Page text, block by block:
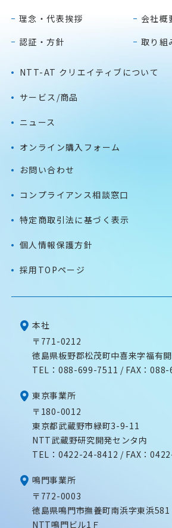
理念・代表挨拶
会社概
認証・方針
取り組
NTT-AT クリエイティブについて
サービス/商品
ニュース
オンライン購入フォーム
お問い合わせ
コンプライアンス相談窓口
特定商取引法に基づく表示
個人情報保護方針
採用TOPページ
本社
〒771-0212
徳島県板野郡松茂町中喜来字福有
TEL： 088-699-7511 / FAX：
東京事業所
〒180-0012
東京都武蔵野市緑町3-9-11
NTT武蔵野研究開発センタ内
TEL： 0422-24-8412 / FAX：
鳴門事業所
〒772-0003
徳島県鳴門市撫養町南浜字東浜
NTT鳴門ビル1Ｆ